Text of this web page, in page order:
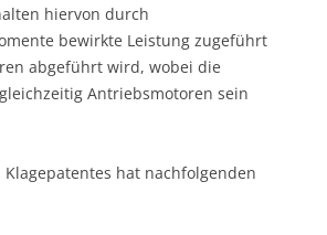
hiervon durch
bewirkte Leistung zugeführt
abgeführt wird, wobei die
Antriebsmotoren sein
hat nachfolgenden